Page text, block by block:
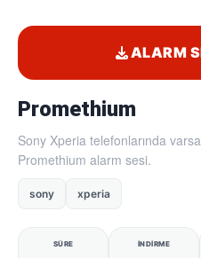
Promethium
Sony Xperia telefonlarında
Promethium alarm sesi.
sony xperia
SÜRE İNDIRME
ALARM